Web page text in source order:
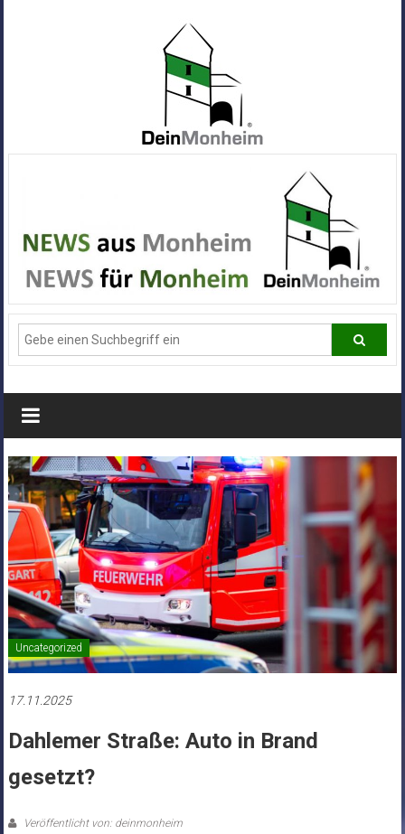
Alle
News
aus
Deiner
Stadt
Monheim
Uncategorized
17.11.2025
Dahlemer Straße: Auto in Brand
gesetzt?
Veröffentlicht von: deinmonheim